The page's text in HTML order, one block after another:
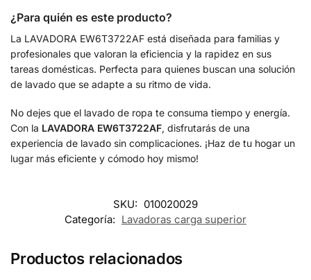
¿Para quién es este producto?
La LAVADORA EW6T3722AF está diseñada para familias y
profesionales que valoran la eficiencia y la rapidez en sus
tareas domésticas. Perfecta para quienes buscan una solución
de lavado que se adapte a su ritmo de vida.
No dejes que el lavado de ropa te consuma tiempo y energía.
Con la LAVADORA EW6T3722AF, disfrutarás de una
experiencia de lavado sin complicaciones. ¡Haz de tu hogar un
lugar más eficiente y cómodo hoy mismo!
SKU: 010020029
Categoría: Lavadoras carga superior
Productos relacionados